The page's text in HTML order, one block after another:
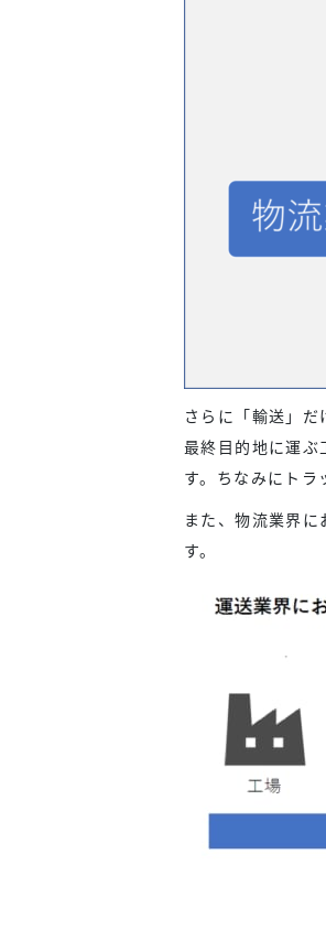
さらに「輸送」
最終目的地に運ぶ
す。ちなみにトラ
また、物流業界
す。